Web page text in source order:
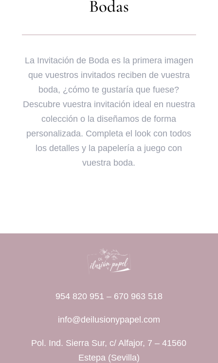
Bodas
La Invitación de Boda es la primera imagen
que vuestros invitados reciben de vuestra
boda, ¿cómo te gustaría que fuese?
Descubre vuestra invitación ideal en nuestra
colección o la diseñamos de forma
personalizada. Completa el look con todos
los detalles y la papelería a juego con
vuestra boda.
954 820 951 – 670 963 518
info@deilusionypapel.com
Pol. Ind. Sierra Sur, c/ Alfajor, 7 – 41560
Estepa (Sevilla)